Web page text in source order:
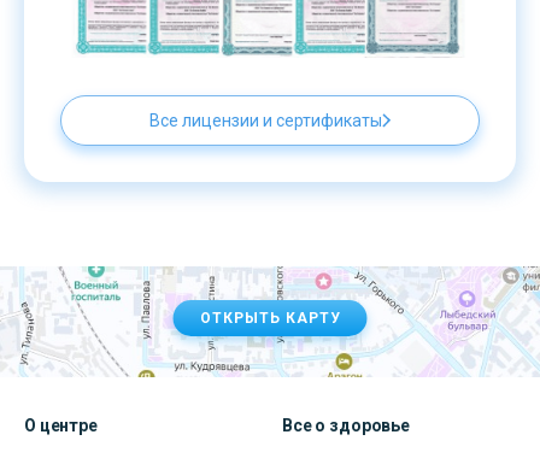
Все лицензии и сертификаты
ОТКРЫТЬ КАРТУ
О центре Все о здоровье